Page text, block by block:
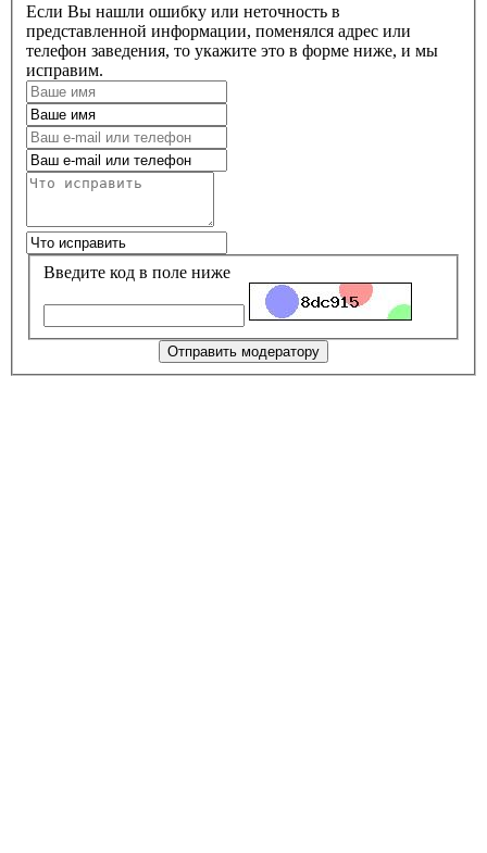
Если Вы нашли ошибку или неточность в
представленной информации, поменялся адрес или
телефон заведения, то укажите это в форме ниже, и мы
исправим.
Введите код в поле ниже
Отправить модератору